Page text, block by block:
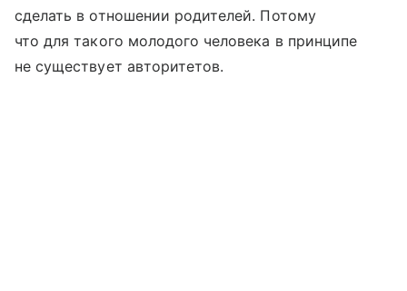
сделать в отношении родителей. Потому
что для такого молодого человека в принципе
не сущест­вует авторитетов.